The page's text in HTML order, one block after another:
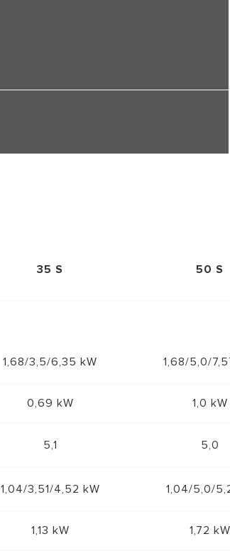
35 S 50 S
1,68/3,5/6,35 kW 1,68/5,0/
0,69 kW 1,0 kW
5,1 5,0
1,04/3,51/4,52 kW 1,04/5,0/
1,13 kW 1,72 kW